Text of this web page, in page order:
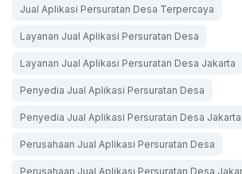
Jual Aplikasi Persuratan Desa Terpercaya
Layanan Jual Aplikasi Persuratan Desa
Layanan Jual Aplikasi Persuratan Desa Jakarta
Penyedia Jual Aplikasi Persuratan Desa
Penyedia Jual Aplikasi Persuratan Desa Jakarta
Perusahaan Jual Aplikasi Persuratan Desa
Perusahaan Jual Aplikasi Persuratan Desa